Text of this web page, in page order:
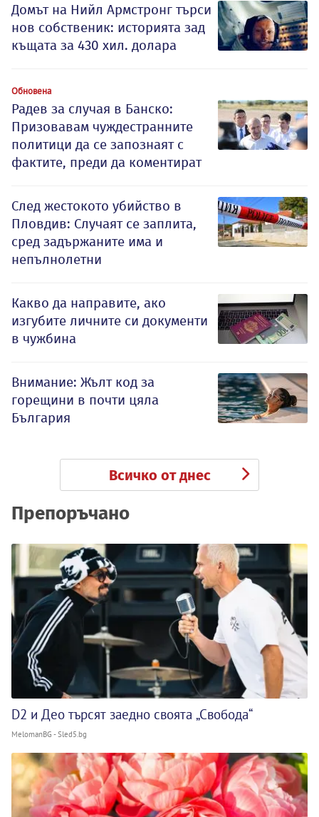
Домът на Нийл Армстронг търси
нов собственик: историята зад
къщата за 430 хил. долара
Обновена
Радев за случая в Банско:
Призовавам чуждестранните
политици да се запознаят с
фактите, преди да коментират
След жестокото убийство в
Пловдив: Случаят се заплита,
сред задържаните има и
непълнолетни
Какво да направите, ако
изгубите личните си документи
в чужбина
Внимание: Жълт код за
горещини в почти цяла
България
Всичко от днес
Препоръчано
D2 и Део търсят заедно своята „Свобода“
MelomanBG - Sled5.bg